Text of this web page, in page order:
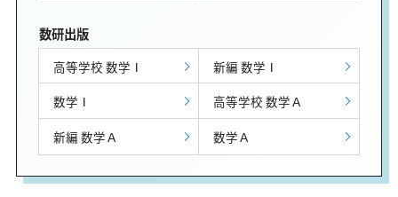
数研出版
高等学校 数学Ⅰ
新編 数学Ⅰ
数学Ⅰ
高等学校 数学Ａ
新編 数学Ａ
数学Ａ